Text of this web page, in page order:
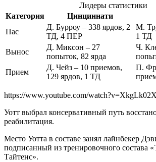
Лидеры статистики
Категория
Цинциннати
Пас
Д. Бурроу – 338 ярдов, 2
ТД, 4 ПЕР
М.
1 ТД
Вынос
Д. Миксон – 27
попыток, 82 ярда
Ч.
Прием
Д. Чейз – 10 приемов,
129 ярдов, 1 ТД
П.
https://www.youtube.com/
Уотт выбрал консервативный путь
реабилитация.
Место Уотта в составе занял лайнбекер
подписанный из тренировочного состава
Тайтенс».